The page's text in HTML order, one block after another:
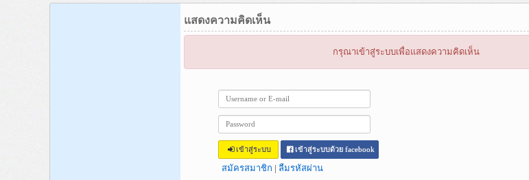
แสดงความคิดเห็น
กรุณาเข้าสู่ระบบเพื่อแสดงความคิดเห็น
เข้าสู่ระบบ เข้าสู่ระบบด้วย facebook
สมัครสมาชิก | ลืมรหัสผ่าน